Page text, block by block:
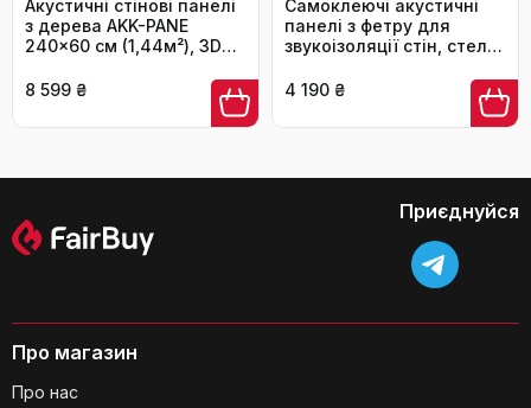
Чи є ці панелі безпечними для дітей
Акустичні стінові панелі
з дерева AKK-PANE
240x60 см (1,44м²), 3D
стін у вітальню, кухню та
офіс, колір: Класичний
дуб
8 599 ₴
Самоклеючі акустичні
панелі з фетру для
звукоізоляції стін, стелі
(30x30x0.9 см), 1.08㎡,
шумопоглинаючі плити
4 190 ₴
Про магазин
Про нас
Приєднуйся